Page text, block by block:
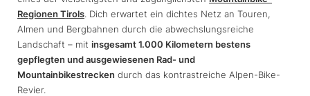
Regionen Tirols. Dich erwartet ein dichtes Netz an Touren,
Almen und Bergbahnen durch die abwechslungsreiche
Landschaft – mit insgesamt 1.000 Kilometern bestens
gepflegten und ausgewiesenen Rad- und
Mountainbikestrecken durch das kontrastreiche Alpen-Bike-
Revier.